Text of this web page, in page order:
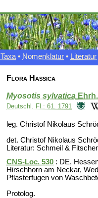
Taxa • Nomenklatur • Literatur
Flora Hassica
Myosotis sylvatica
Deutschl. Fl.: 61. 1791
leg. Christof Nikolaus
det. Christof Nikolaus
Literatur: Schmeil &
CNS-Loc. 530 : DE,
Hirschhorn am Neckar,
Pflasterfugen von
Protolog.